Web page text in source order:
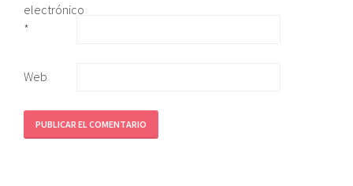
electrónico
*
Web